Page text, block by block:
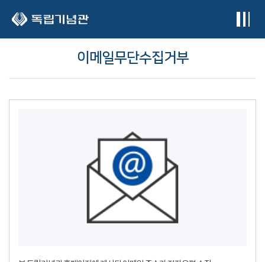
이메일무단수집거부